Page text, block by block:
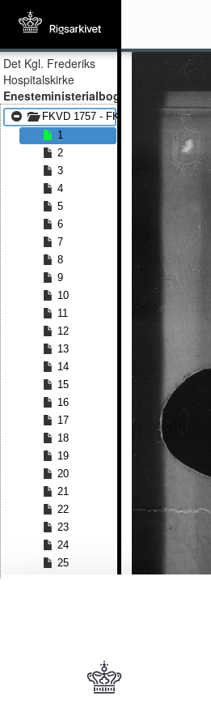
Det Kgl. Frederiks
Hospitalskirke
Enesteministerialbog
FKVD 1757 - FKVD 1807
1
2
3
4
5
6
7
8
9
10
11
12
13
14
15
16
17
18
19
20
21
22
23
24
25